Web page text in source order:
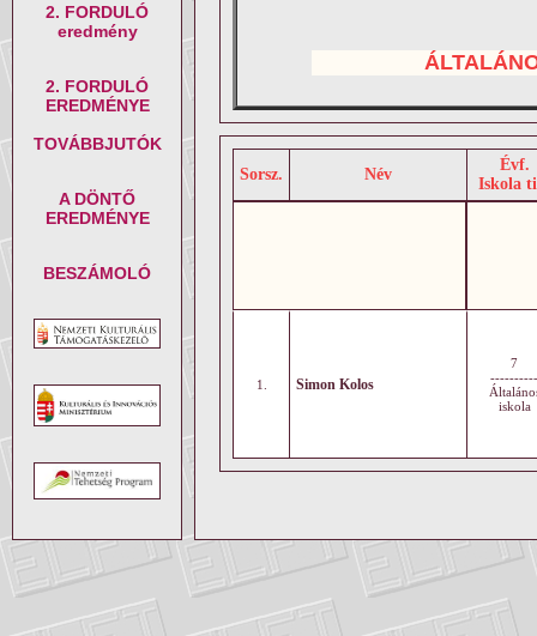
2. FORDULÓ
eredmény
2. FORDULÓ
EREDMÉNYE
TOVÁBBJUTÓK
A DÖNTŐ
EREDMÉNYE
BESZÁMOLÓ
Sorsz. Név
Évf.
Iskola
1. Simon Kolos
7
----------
iskola